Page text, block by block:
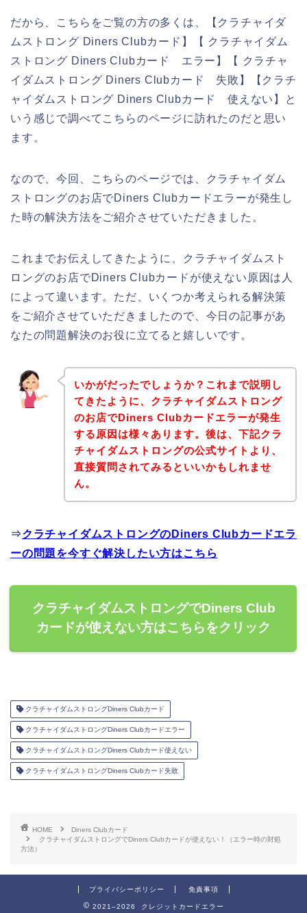
だから、こちらをご覧の方の多くは、【クラチャイダ
ムストロング Diners Clubカード】【 クラチャイダム
ストロング Diners Clubカード エラー】【 クラチャ
イダムストロング Diners Clubカード 失敗】【クラチ
ャイダムストロング Diners Clubカード 使えない】と
いう感じで調べてこちらのページに訪れたのだと思い
ます。
なので、今回、こちらのページでは、クラチャイダム
ストロングのお店でDiners Clubカードエラーが発生し
た時の解決方法をご紹介させていただきました。
これまでお伝えしてきたように、クラチャイダムスト
ロングのお店でDiners Clubカードが使えない原因は人
によって違います。ただ、いくつか考えられる解決策
をご紹介させていただきましたので、今日の記事があ
なたの問題解決のお役に立てると嬉しいです。
いかがだったでしょうか？これまで説明し
てきたように、クラチャイダムストロング
のお店でDiners Clubカードエラーが発生
する原因は様々あります。後は、下記クラ
チャイダムストロングの公式サイトより、
直接質問されてみるといいかもしれませ
ん。
⇒クラチャイダムストロングのDiners Clubカードエラ
ーの問題を今すぐ解決したい方はこちら
クラチャイダムストロングでDiners Club
カードが使えない方はこちらをクリック
クラチャイダムストロングDiners Clubカード
クラチャイダムストロングDiners Clubカードエラー
クラチャイダムストロングDiners Clubカード使えない
クラチャイダムストロングDiners Clubカード失敗
HOME
Diners Clubカード
クラチャイダムストロングでDiners Clubカードが使えない！（エラー時の対処
方法）
プライバシーポリシー 免責事項
2021–2026 クレジットカードエラー